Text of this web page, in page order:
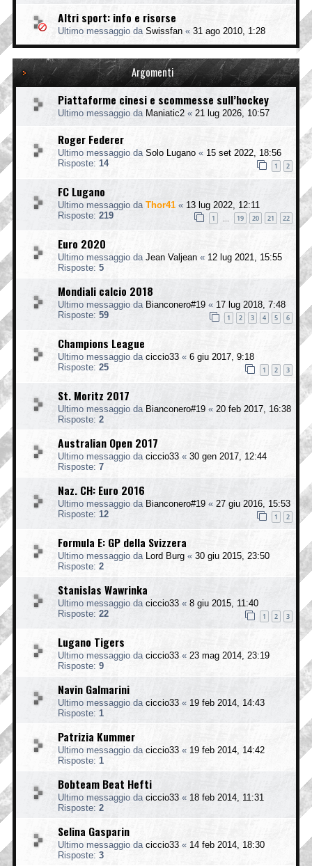
Altri sport: info e risorse
Ultimo messaggio da Swissfan « 31 ago 2010, 1:28
Argomenti
Piattaforme cinesi e scommesse sull’hockey
Ultimo messaggio da Maniatic2 « 21 lug 2026, 10:57
Roger Federer
Ultimo messaggio da Solo Lugano « 15 set 2022, 18:56
Risposte: 14 1 2
FC Lugano
Ultimo messaggio da Thor41 « 13 lug 2022, 12:11
Risposte: 219 1 19 20 21 22
Euro 2020
Ultimo messaggio da Jean Valjean « 12 lug 2021, 15:55
Risposte: 5
Mondiali calcio 2018
Ultimo messaggio da Bianconero#19 « 17 lug 2018, 7:48
Risposte: 59 1 2 3 4 5 6
Champions League
Ultimo messaggio da ciccio33 « 6 giu 2017, 9:18
Risposte: 25 1 2 3
St. Moritz 2017
Ultimo messaggio da Bianconero#19 « 20 feb 2017, 16:38
Risposte: 2
Australian Open 2017
Ultimo messaggio da ciccio33 « 30 gen 2017, 12:44
Risposte: 7
Naz. CH: Euro 2016
Ultimo messaggio da Bianconero#19 « 27 giu 2016, 15:53
Risposte: 12 1 2
Formula E: GP della Svizzera
Ultimo messaggio da Lord Burg « 30 giu 2015, 23:50
Risposte: 2
Stanislas Wawrinka
Ultimo messaggio da ciccio33 « 8 giu 2015, 11:40
Risposte: 22 1 2 3
Lugano Tigers
Ultimo messaggio da ciccio33 « 23 mag 2014, 23:19
Risposte: 9
Navin Galmarini
Ultimo messaggio da ciccio33 « 19 feb 2014, 14:43
Risposte: 1
Patrizia Kummer
Ultimo messaggio da ciccio33 « 19 feb 2014, 14:42
Risposte: 1
Bobteam Beat Hefti
Ultimo messaggio da ciccio33 « 18 feb 2014, 11:31
Risposte: 2
Selina Gasparin
Ultimo messaggio da ciccio33 « 14 feb 2014, 18:30
Risposte: 3